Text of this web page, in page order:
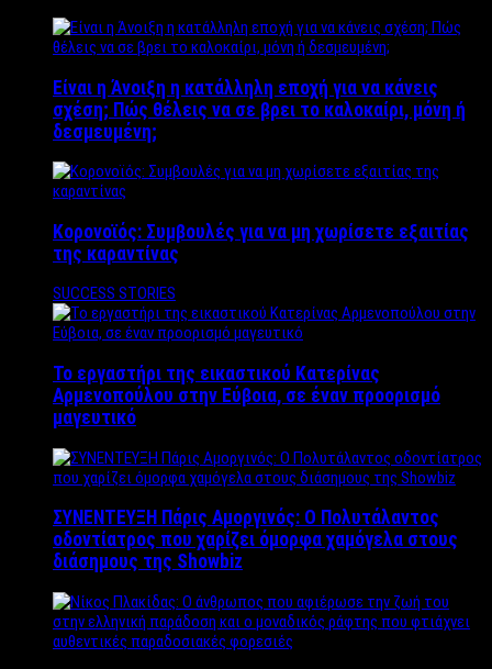
Είναι η Άνοιξη η κατάλληλη εποχή για να κάνεις
σχέση; Πώς θέλεις να σε βρει το καλοκαίρι, μόνη ή
δεσμευμένη;
Κορονοϊός: Συμβουλές για να μη χωρίσετε εξαιτίας
της καραντίνας
SUCCESS STORIES
Το εργαστήρι της εικαστικού Κατερίνας
Αρμενοπούλου στην Εύβοια, σε έναν προορισμό
μαγευτικό
ΣΥΝΕΝΤΕΥΞΗ Πάρις Αμοργινός: O Πολυτάλαντος
οδοντίατρος που χαρίζει όμορφα χαμόγελα στους
διάσημους της Showbiz